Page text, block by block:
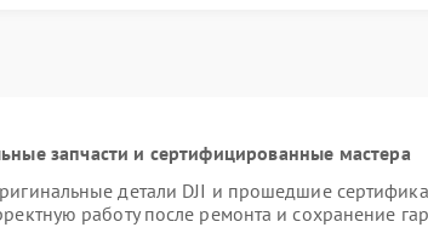
запчасти и сертифицированные мастера
детали DJI и прошедшие
работу после ремонта и сохранение